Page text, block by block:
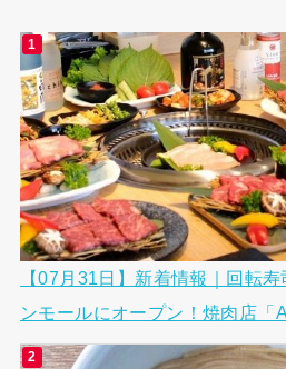
【07月31日】新着情報｜回転
ンモールにオープン！焼肉店「